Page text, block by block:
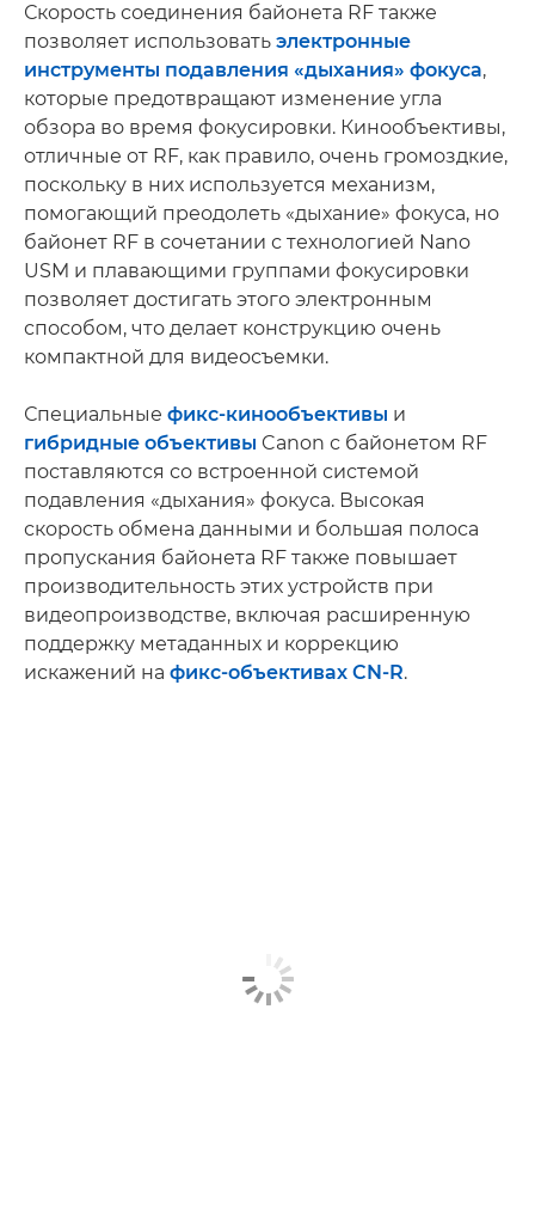
Скорость соединения байонета RF также
позволяет использовать электронные
инструменты подавления «дыхания» фокуса,
которые предотвращают изменение угла
обзора во время фокусировки. Кинообъективы,
отличные от RF, как правило, очень громоздкие,
поскольку в них используется механизм,
помогающий преодолеть «дыхание» фокуса, но
байонет RF в сочетании с технологией Nano
USM и плавающими группами фокусировки
позволяет достигать этого электронным
способом, что делает конструкцию очень
компактной для видеосъемки.
Специальные фикс-кинообъективы и
гибридные объективы Canon с байонетом RF
поставляются со встроенной системой
подавления «дыхания» фокуса. Высокая
скорость обмена данными и большая полоса
пропускания байонета RF также повышает
производительность этих устройств при
видеопроизводстве, включая расширенную
поддержку метаданных и коррекцию
искажений на фикс-объективах CN-R.